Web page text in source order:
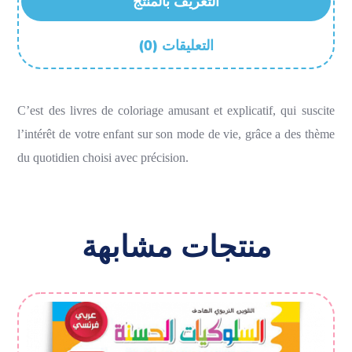
(0) التعليقات
C’est des livres de coloriage amusant et explicatif, qui suscite
l’intérêt de votre enfant sur son mode de vie, grâce a des thème
du quotidien choisi avec précision.
منتجات مشابهة